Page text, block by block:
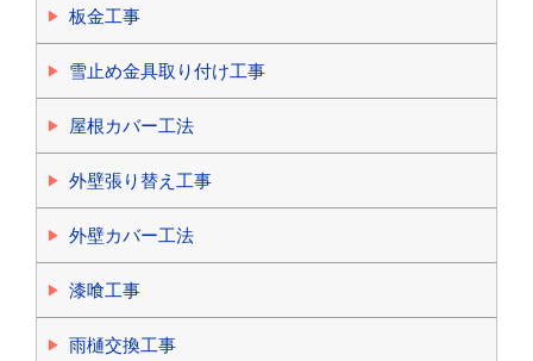
板金工事
雪止め金具取り付け工事
屋根カバー工法
外壁張り替え工事
外壁カバー工法
漆喰工事
雨樋交換工事